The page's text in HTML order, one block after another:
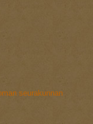
seurakunnan